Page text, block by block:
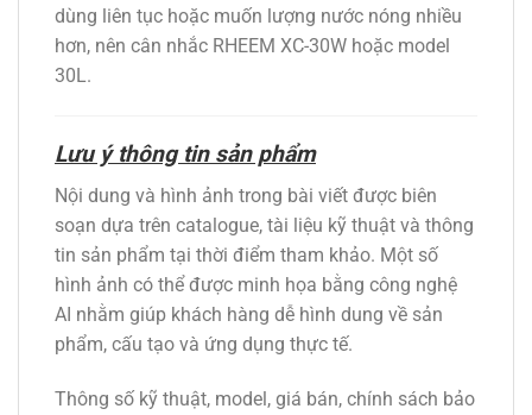
dùng liên tục hoặc muốn lượng nước nóng nhiều
hơn, nên cân nhắc RHEEM XC-30W hoặc model
30L.
Lưu ý thông tin sản phẩm
Nội dung và hình ảnh trong bài viết được biên
soạn dựa trên catalogue, tài liệu kỹ thuật và thông
tin sản phẩm tại thời điểm tham khảo. Một số
hình ảnh có thể được minh họa bằng công nghệ
AI nhằm giúp khách hàng dễ hình dung về sản
phẩm, cấu tạo và ứng dụng thực tế.
Thông số kỹ thuật, model, giá bán, chính sách bảo